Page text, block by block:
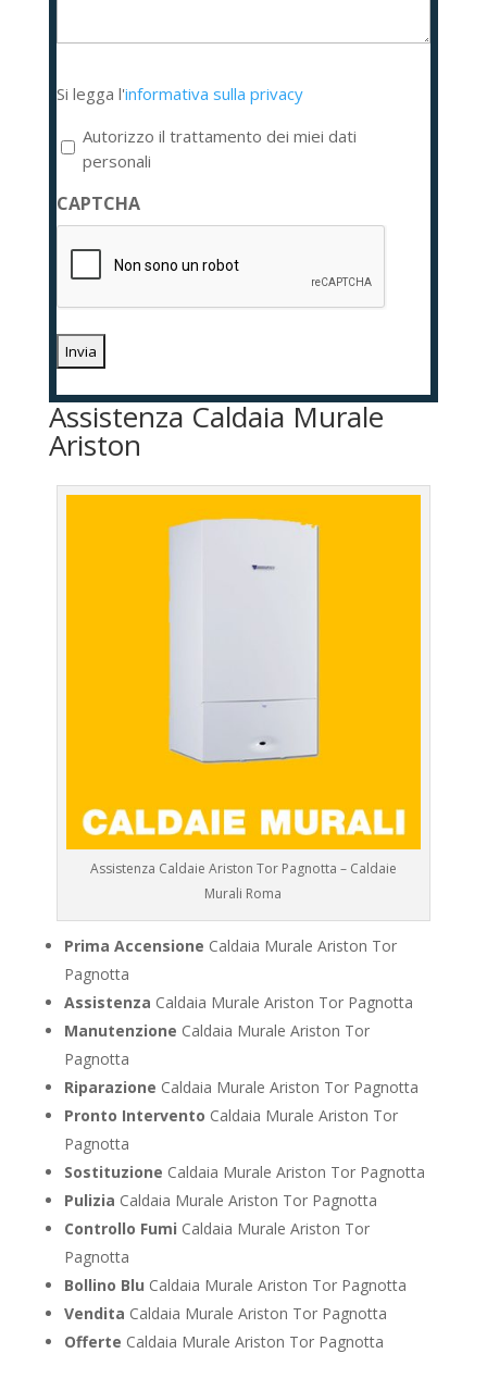
legga
l'informativa
sulla
privacy
*
Si legga l'informativa sulla privacy
Autorizzo il trattamento dei miei dati
personali
CAPTCHA
Assistenza Caldaia Murale
Ariston
Assistenza Caldaie Ariston Tor Pagnotta – Caldaie
Murali Roma
Prima Accensione Caldaia Murale Ariston Tor
Pagnotta
Assistenza Caldaia Murale Ariston Tor Pagnotta
Manutenzione Caldaia Murale Ariston Tor
Pagnotta
Riparazione Caldaia Murale Ariston Tor Pagnotta
Pronto Intervento Caldaia Murale Ariston Tor
Pagnotta
Sostituzione Caldaia Murale Ariston Tor Pagnotta
Pulizia Caldaia Murale Ariston Tor Pagnotta
Controllo Fumi Caldaia Murale Ariston Tor
Pagnotta
Bollino Blu Caldaia Murale Ariston Tor Pagnotta
Vendita Caldaia Murale Ariston Tor Pagnotta
Offerte Caldaia Murale Ariston Tor Pagnotta